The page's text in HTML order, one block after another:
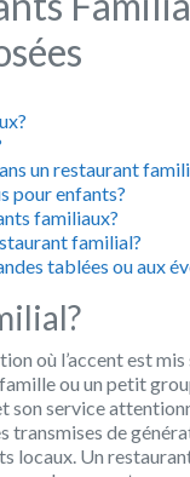
un restaurant
pour enfants?
familiaux?
familial?
tablées ou aux
où l’accent est
ou un petit
son service
de
locaux. Un